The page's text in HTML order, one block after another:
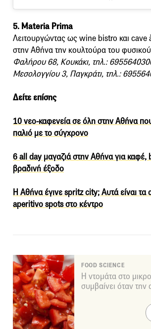
5. Materia Prima
Λειτουργώντας ως wine bistro και
στην Αθήνα την κουλτούρα του
Φαλήρου 68, Κουκάκι, τηλ.:
Μεσολογγίου 3, Παγκράτι, τηλ.:
Δείτε επίσης
10 νεο-καφενεία σε όλη στην Αθήνα
παλιό με το σύγχρονο
6 all day μαγαζιά στην Αθήνα για καφέ,
βραδινή έξοδο
Η Αθήνα έγινε spritz city; Αυτά είναι τα
aperitivo spots στο κέντρο
FOOD SCIENCE
Η ντομάτα στο
συμβαίνει όταν την